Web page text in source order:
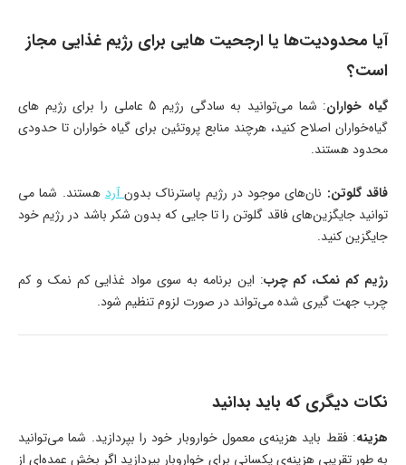
آیا محدودیت‌ها یا ارجحیت‌ هایی برای رژیم غذایی مجاز
است؟
گیاه‌ خواران
: شما می‌توانید به سادگی رژیم 5 عاملی را برای رژیم‌ های
گیاه‌خواران اصلاح کنید، هرچند منابع پروتئین برای گیاه‌ خواران تا حدودی
محدود هستند.
فاقد گلوتن: نان‌های موجود در رژیم پاسترناک بدونآردهستند. شما می‌
توانید جایگزین‌های فاقد گلوتن را تا جایی که بدون شکر باشد در رژیم خود
جایگزین کنید.
رژیم کم‌ نمک، کم‌ چرب: این برنامه به سوی مواد غذایی کم‌ نمک و کم‌
چرب جهت‌ گیری شده می‌تواند در صورت لزوم تنظیم شود.
نکات دیگری که باید بدانید
هزینه: فقط باید هزینه‌ی معمول خواروبار خود را بپردازید. شما می‌توانید
به طور تقریبی هزینه‌ی یکسانی برای خواروبار بپردازید اگر بخش عمده‌ای از